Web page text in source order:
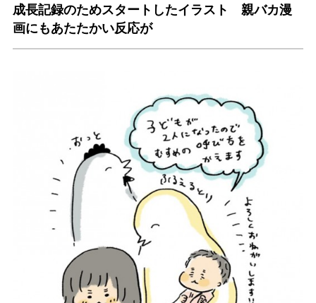
成長記録のためスタートしたイラスト 親バカ漫
画にもあたたかい反応が